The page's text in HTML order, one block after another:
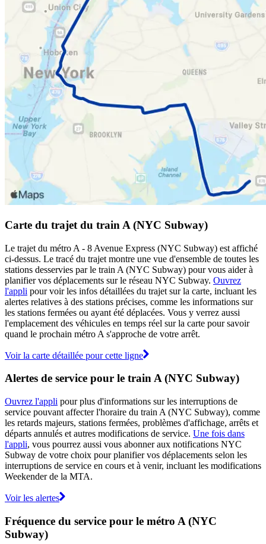
Carte du trajet du train A (NYC Subway)
Le trajet du métro A - 8 Avenue Express (NYC Subway) est affiché
ci-dessus. Le tracé du trajet montre une vue d'ensemble de toutes les
stations desservies par le train A (NYC Subway) pour vous aider à
planifier vos déplacements sur le réseau NYC Subway. Ouvrez
l'appli pour voir les infos détaillées du trajet sur la carte, incluant les
alertes relatives à des stations précises, comme les informations sur
les stations fermées ou ayant été déplacées. Vous y verrez aussi
l'emplacement des véhicules en temps réel sur la carte pour savoir
quand le prochain métro A s'approche de votre arrêt.
Voir la carte détaillée pour cette ligne
Alertes de service pour le train A (NYC Subway)
Ouvrez l'appli pour plus d'informations sur les interruptions de
service pouvant affecter l'horaire du train A (NYC Subway), comme
les retards majeurs, stations fermées, problèmes d'affichage, arrêts et
départs annulés et autres modifications de service. Une fois dans
l'appli, vous pourrez aussi vous abonner aux notifications NYC
Subway de votre choix pour planifier vos déplacements selon les
interruptions de service en cours et à venir, incluant les modifications
Weekender de la MTA.
Voir les alertes
Fréquence du service pour le métro A (NYC
Subway)